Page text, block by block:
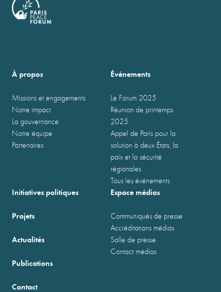
À propos
Missions et engagements
Notre impact
La gouvernance
Notre équipe
Partenaires
Événements
Le Forum 2025
Réunion de printemps
2025
Appel de Paris pour la
solution à deux États, la
paix et la sécurité
régionales
Tous les événements
Initiatives politiques
Projets
Actualités
Publications
Espace médias
Communiqués de presse
Accréditations médias
Salle de presse
Contact médias
Contact